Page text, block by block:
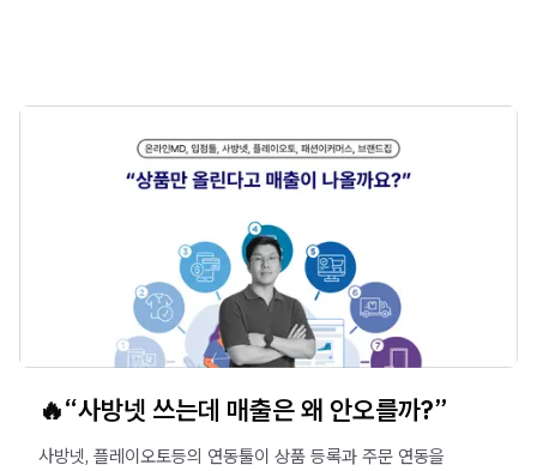
🔥“사방넷 쓰는데 매출은 왜 안오를까?”
사방넷, 플레이오토등의 연동툴이 상품 등록과 주문 연동을